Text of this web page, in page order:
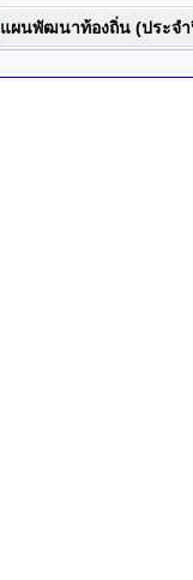
แผนพัฒนาท้องถิ่น (ประจำ